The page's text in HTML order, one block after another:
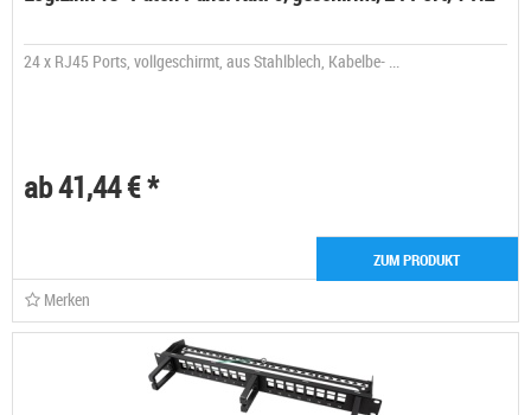
24 x RJ45 Ports, vollgeschirmt, aus Stahlblech, Kabelbe- ...
ab 41,44 € *
ZUM PRODUKT
Merken